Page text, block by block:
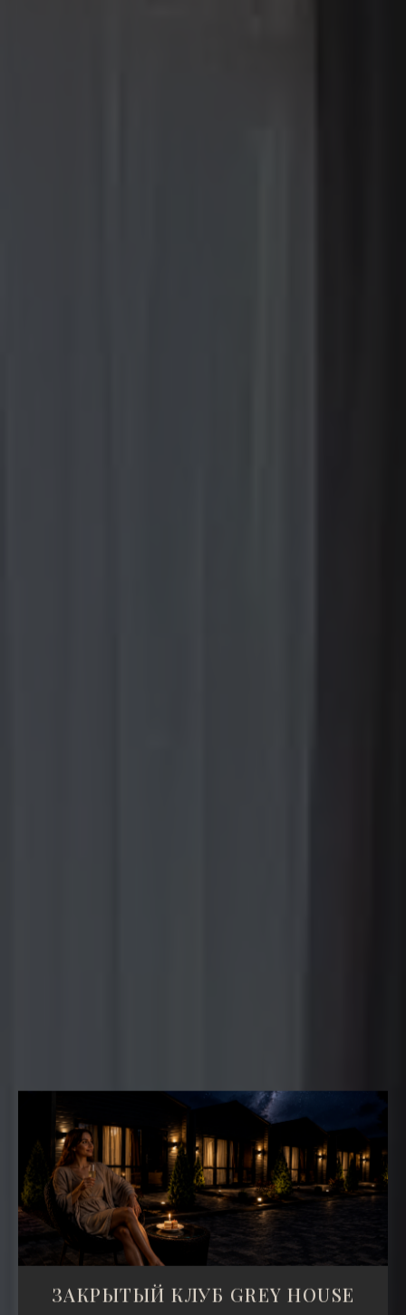
ЗАКРЫТЫЙ КЛУБ GREY HOUSE